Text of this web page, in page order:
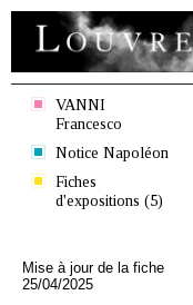
VANNI
Francesco
Notice Napoléon
Fiches
d'expositions (5)
Mise à jour de la fiche
25/04/2025